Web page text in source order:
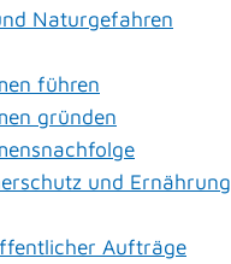
Naturgefahren
führen
gründen
und Ernährung
Aufträge